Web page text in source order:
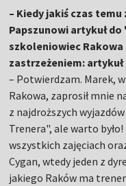
– Kiedy jakiś czas
Papszunowi artykuł
szkoleniowiec Rakowa
zastrzeżeniem: artykuł
– Potwierdzam. Marek,
Rakowa, zaprosił mnie
z najdroższych
Trenera", ale warto
wszystkich zajęciach
Cygan, wtedy jeden z
jakiego Raków ma